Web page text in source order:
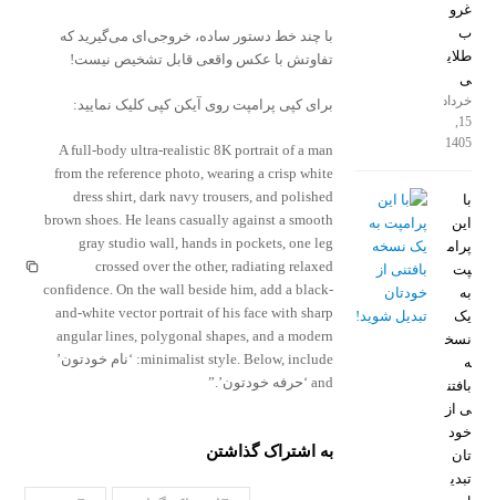
با چند خط دستور ساده، خروجی‌ای می‌گیرید که
تفاوتش با عکس واقعی قابل تشخیص نیست!
برای کپی پرامپت روی آیکن کپی کلیک نمایید:
A full-body ultra-realistic 8K portrait of a man
from the reference photo, wearing a crisp white
dress shirt, dark navy trousers, and polished
brown shoes. He leans casually against a smooth
gray studio wall, hands in pockets, one leg
crossed over the other, radiating relaxed
confidence. On the wall beside him, add a black-
and-white vector portrait of his face with sharp
angular lines, polygonal shapes, and a modern
minimalist style. Below, include: ‘نام خودتون’
and ‘حرفه خودتون’.”
به اشتراک گذاشتن
غرو
ب
طلای
ی
خرداد
15,
1405
با
این
پرام
پت
به
یک
نسخ
ه
بافتن
ی از
خود
تان
تبدی